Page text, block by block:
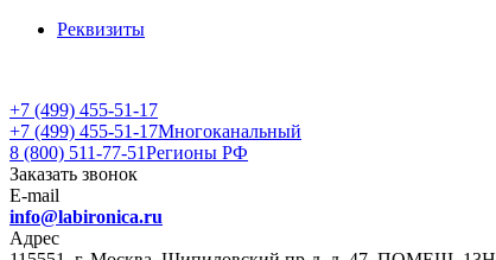
Реквизиты
+7 (499) 455-51-17
+7 (499) 455-51-17Многоканальный
8 (800) 511-77-51Регионы РФ
Заказать звонок
E-mail
info@labironica.ru
Адрес